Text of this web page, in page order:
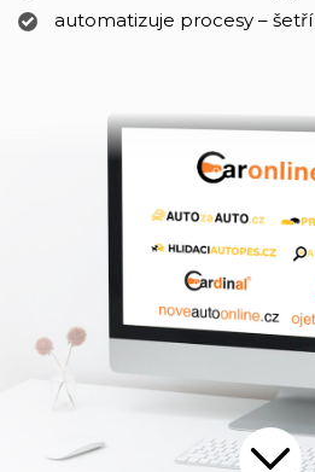
automatizuje procesy –
Přejít